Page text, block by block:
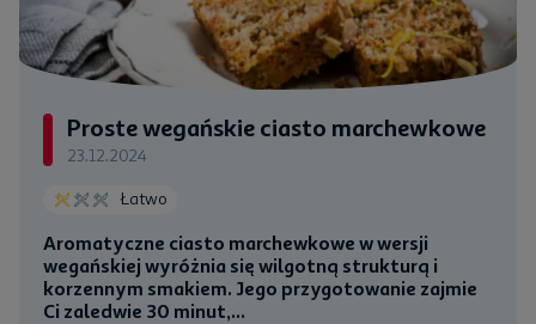
Proste wegańskie ciasto marchewkowe
23.12.2024
Łatwo
Aromatyczne ciasto marchewkowe w wersji
wegańskiej wyróżnia się wilgotną strukturą i
korzennym smakiem. Jego przygotowanie zajmie
Ci zaledwie 30 minut,...